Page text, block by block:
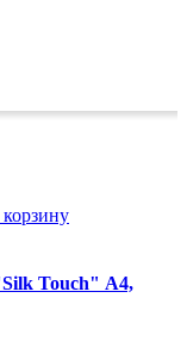
Touch" А4,